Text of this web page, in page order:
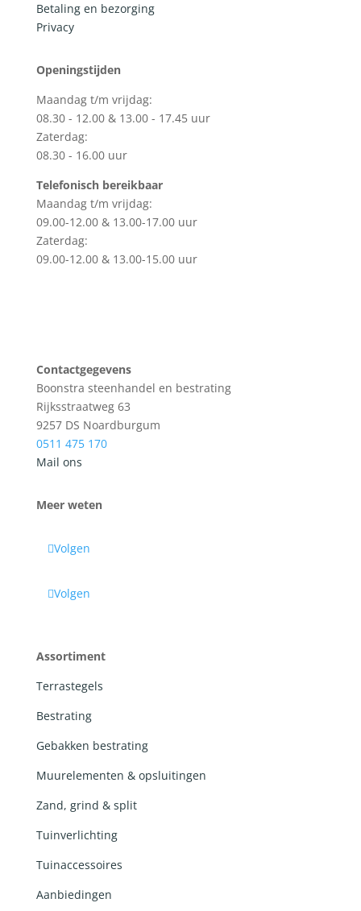
Betaling en bezorging
Privacy
Openingstijden
Maandag t/m vrijdag:
08.30 - 12.00 & 13.00 - 17.45 uur
Zaterdag:
08.30 - 16.00 uur
Telefonisch bereikbaar
Maandag t/m vrijdag:
09.00-12.00 & 13.00-17.00 uur
Zaterdag:
09.00-12.00 & 13.00-15.00 uur
Contactgegevens
Boonstra steenhandel en bestrating
Rijksstraatweg 63
9257 DS Noardburgum
0511 475 170
Mail ons
Meer weten
Volgen
Volgen
Assortiment
Terrastegels
Bestrating
Gebakken bestrating
Muurelementen & opsluitingen
Zand, grind & split
Tuinverlichting
Tuinaccessoires
Aanbiedingen